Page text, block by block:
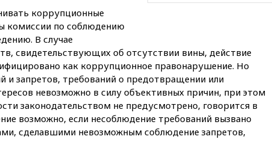
10:41Бывшая глава брокера
Mind Money Юлия Хандошко
признала свою вину
10:41Пашинян: Армения
понимает невозможность
одновременного членства в
ЕС и ЕАЭС
коррупционные
комиссии по соблюдению
В случае
свидетельствующих об отсутствии вины, действие
как коррупционное правонарушение. Но
и запретов, требований о предотвращении или
невозможно в силу объективных причин, при этом
законодательством не предусмотрено, говорится в
возможно, если несоблюдение требований вызвано
сделавшими невозможным соблюдение запретов,